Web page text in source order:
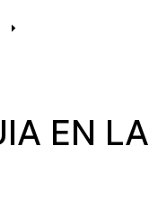
EN LA